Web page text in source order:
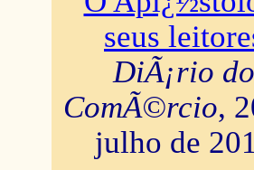
seus
DiÃ¡rio do
ComÃ©rcio,
julho de